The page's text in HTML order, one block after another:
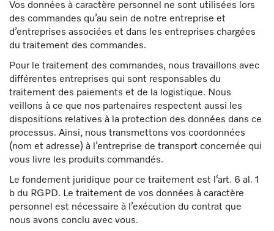
Vos données à caractère personnel ne sont utilisées lors
des commandes qu’au sein de notre entreprise et
d’entreprises associées et dans les entreprises chargées
du traitement des commandes.
Pour le traitement des commandes, nous travaillons avec
différentes entreprises qui sont responsables du
traitement des paiements et de la logistique. Nous
veillons à ce que nos partenaires respectent aussi les
dispositions relatives à la protection des données dans ce
processus. Ainsi, nous transmettons vos coordonnées
(nom et adresse) à l’entreprise de transport concernée qui
vous livre les produits commandés.
Le fondement juridique pour ce traitement est l‘art. 6 al. 1
b du RGPD. Le traitement de vos données à caractère
personnel est nécessaire à l’exécution du contrat que
nous avons conclu avec vous.